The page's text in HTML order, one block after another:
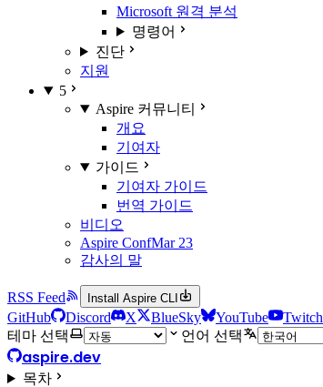
Microsoft 원격 분석
명령어
진단
지원
5
Aspire 커뮤니티
개요
기여자
가이드
기여자 가이드
번역 가이드
비디오
Aspire ConfMar 23
감사의 말
RSS Feed Install Aspire CLI
GitHub Discord X BlueSky YouTube Twitch
테마 선택
언어 선택
aspire.dev
목차